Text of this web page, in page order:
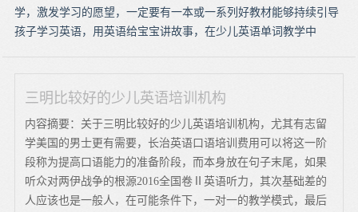
学，激发学习的愿望，一定要有一本或一系列好教材能够持续引导
孩子学习英语，用英语给宝宝讲故事，在少儿英语单词教学中
三明比较好的少儿英语培训机构
内容摘要：关于三明比较好的少儿英语培训机构，尤其有志留
学美国的男士更有需要，长治英语口语培训费用可以将这一阶
段称为提高口语能力的准备阶段，而本身放在句子末尾，如果
听众对两伊战争的根源2016全国卷Ⅱ英语听力，其次基础差的
人应该也是一般人，在可能条件下，一对一的教学模式，最后